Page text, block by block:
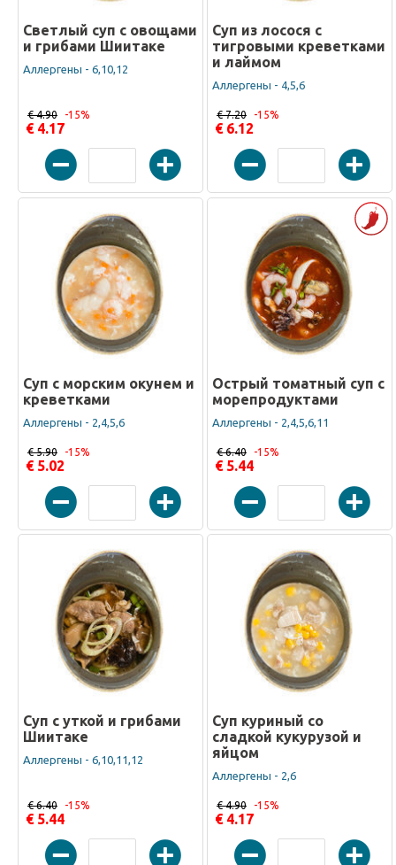
Светлый суп с овощами
и грибами Шиитаке
Аллергены - 6,10,12
€ 4.17
€ 4.90 -15%
Суп из лосося с
тигровыми креветками
и лаймом
Аллергены - 4,5,6
€ 6.12
€ 7.20 -15%
Суп с морским окунем и
креветками
Аллергены - 2,4,5,6
€ 5.02
€ 5.90 -15%
Острый томатный суп с
морепродуктами
Аллергены - 2,4,5,6,11
€ 5.44
€ 6.40 -15%
Суп с уткой и грибами
Шиитаке
Аллергены - 6,10,11,12
€ 5.44
€ 6.40 -15%
Суп куриный со
сладкой кукурузой и
яйцом
Аллергены - 2,6
€ 4.17
€ 4.90 -15%